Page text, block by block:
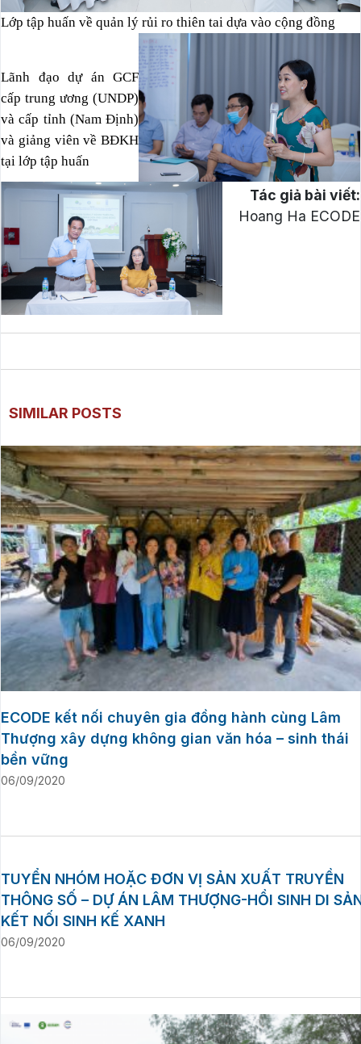
Lớp tập huấn về quản lý rủi ro thiên tai dựa vào cộng đồng
Lãnh đạo dự án GCF
cấp trung ương (UNDP)
và cấp tỉnh (Nam Định)
và giảng viên về BĐKH
tại lớp tập huấn
Tác giả bài viết:
Hoang Ha ECODE
SIMILAR POSTS
ECODE kết nối chuyên gia đồng hành cùng Lâm
Thượng xây dựng không gian văn hóa – sinh thái
bền vững
06/09/2020
TUYỂN NHÓM HOẶC ĐƠN VỊ SẢN XUẤT TRUYỀN
THÔNG SỐ – DỰ ÁN LÂM THƯỢNG-HỒI SINH DI
KẾT NỐI SINH KẾ XANH
06/09/2020